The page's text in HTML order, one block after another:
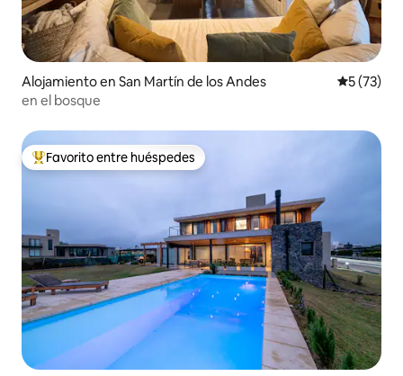
Alojamiento en San Martín de los Andes
5 (73)
en el bosque
Favorito entre huéspedes preferido
Favorito entre huéspedes